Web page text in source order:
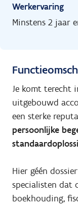
Werkervaring
Minstens 2 jaar
Je komt terecht
uitgebouwd
een sterke
persoonlijke
Hier géén
specialisten dat
boekhouding,